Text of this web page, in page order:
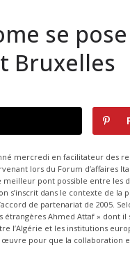
se
Bruxelles
mercredi en facilitateur des
lors du Forum d’affaires
meilleur pont possible entre les
s’inscrit dans le contexte de la
de partenariat de 2005.
Ahmed Attaf » dont il
l’Algérie et les institutions
pour que la collaboration